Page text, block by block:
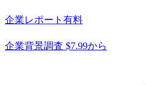
企業レポート 有料
企業背景調査 $7.99から